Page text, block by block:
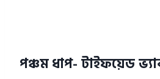
পঞ্চম ধাপ- টাইফয়েড